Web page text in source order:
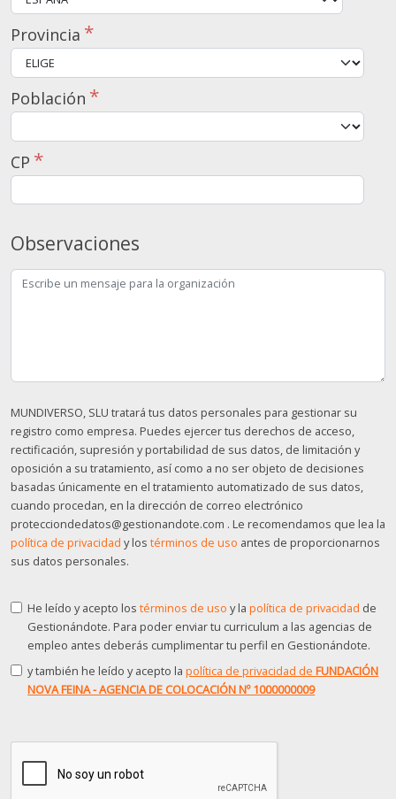
Provincia
Población
CP
Observaciones
MUNDIVERSO, SLU tratará tus datos personales para gestionar su
registro como empresa. Puedes ejercer tus derechos de acceso,
rectificación, supresión y portabilidad de sus datos, de limitación y
oposición a su tratamiento, así como a no ser objeto de decisiones
basadas únicamente en el tratamiento automatizado de sus datos,
cuando procedan, en la dirección de correo electrónico
protecciondedatos@gestionandote.com . Le recomendamos que lea la
política de privacidad y los términos de uso antes de proporcionarnos
sus datos personales.
He leído y acepto lostérminos de uso y lapolítica de privacidad de
Gestionándote. Para poder enviar tu curriculum a las agencias de
empleo antes deberás cumplimentar tu perfil en Gestionándote.
y también he leído y acepto lapolítica de privacidad deFUNDACIÓN
NOVA FEINA - AGENCIA DE COLOCACIÓN Nº 1000000009